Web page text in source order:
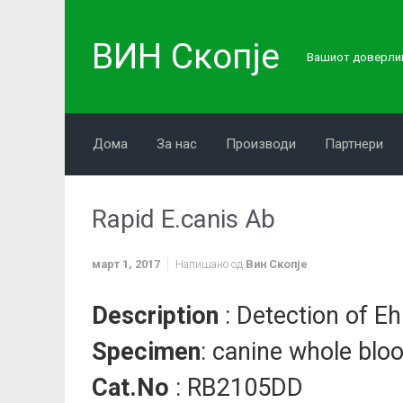
ВИН Скопје Вашиот
Дома За нас Производи Партнери
Rapid E.canis Ab
март 1, 2017 Напишано од Вин Скопје
Description : Detection of
Specimen: canine whole
Cat.No : RB2105DD